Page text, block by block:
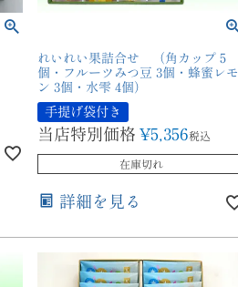
れいれい果詰合せ （角カップ 5
個・フルーツみつ豆 3個・蜂蜜レモ
ン 3個・水雫 4個）
手提げ袋付き
当店特別価格 ¥5,356税込
在庫切れ
詳細を見る